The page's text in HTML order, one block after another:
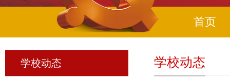
首页
学校动态 学校动态